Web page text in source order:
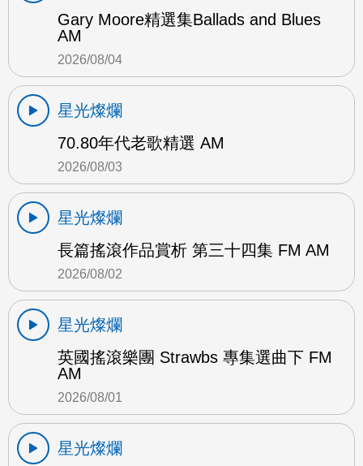
Gary Moore精選集Ballads and Blues
AM
2026/08/04
星光燦爛
70.80年代老歌精選 AM
2026/08/03
星光燦爛
長篇搖滾作品賞析 第三十四集 FM AM
2026/08/02
星光燦爛
英國搖滾樂團 Strawbs 專集選曲下 FM
AM
2026/08/01
星光燦爛